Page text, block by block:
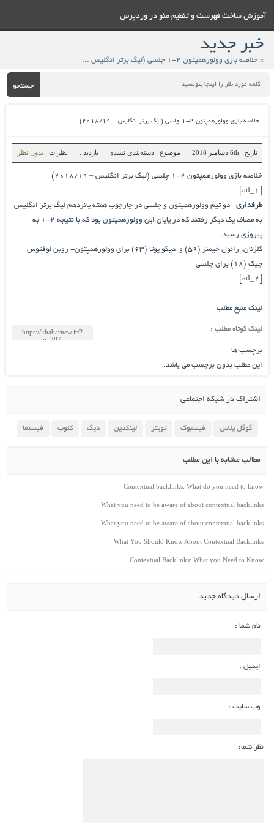
آموزش ساخت فهرست و تنظيم منو در وردپرس
خبر جدید
» خلاصه بازی وولورهمپتون ۲-۱ چلسی (لیگ برتر انگلیس – ۲۰۱۸/۱۹)
جستجو
خلاصه بازی وولورهمپتون ۲-۱ چلسی (لیگ برتر انگلیس – ۲۰۱۸/۱۹)
تاریخ : 6th دسامبر 2018 موضوع : دسته‌بندی نشده بازدید : نظرات : بدون نظر
خلاصه بازی وولورهمپتون ۲-۱ چلسی (لیگ برتر انگلیس – ۲۰۱۸/۱۹)
طرفداری– دو تیم وولورهمپتون و چلسی در چارچوب هفته پانزدهم لیگ برتر انگلیس
به مصاف یک دیگر رفتند که در پایان این
وولورهمپتون بود که با نتیجه ۲-۱ به
پیروزی رسید.
گلزنان: رائول خیمنز (۵۹) و دیگو یوتا(۶۳) برای وولورهمپتون-
روبن لوفتوس
چیک(۱۸) برای چلسی
لینک منبع مطلب
لینک کوتاه مطلب :
برچسب ها
این مطلب بدون برچسب می باشد.
اشتراک در شبکه اجتماعی
گوگل پلاس فیسبوک تویتر لینکدین دیگ کلوب فیسنما
مطالب مشابه با این مطلب
Contextual backlinks: What do you need to know
What you need to be aware of about contextual backlinks
What you need to be aware of about contextual backlinks
What You Should Know About Contextual Backlinks
Contextual Backlinks: What you Need to Know
ارسال دیدگاه جدید
نام شما :
ایمیل :
وب سایت :
نظر شما: